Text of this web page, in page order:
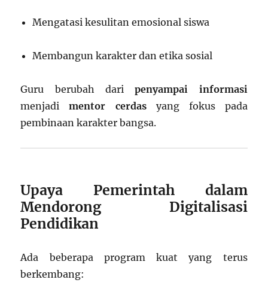
Mengatasi kesulitan emosional siswa
Membangun karakter dan etika sosial
Guru berubah daripenyampai informasi
menjadimentor cerdasyang fokus pada
pembinaan karakter bangsa.
Upaya Pemerintah dalam
Mendorong Digitalisasi
Pendidikan
Ada beberapa program kuat yang terus
berkembang: